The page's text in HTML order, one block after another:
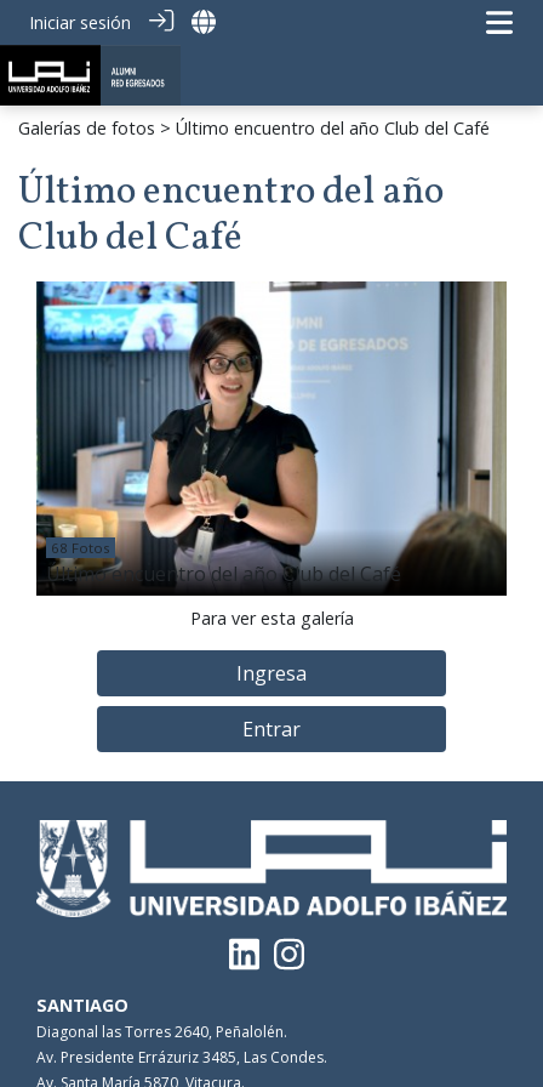
Iniciar sesión
Galerías de fotos > Último encuentro del año Club del Café
Último encuentro del año
Club del Café
68 Fotos
Último encuentro del año Club del Café
Para ver esta galería
Ingresa
Entrar
SANTIAGO
Diagonal las Torres 2640, Peñalolén.
Av. Presidente Errázuriz 3485, Las Condes.
Av. Santa María 5870, Vitacura.